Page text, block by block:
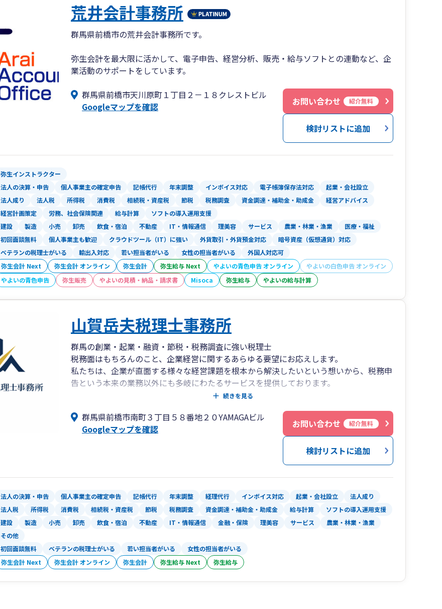
荒井会計事務所
群馬県前橋市の荒井会計事務所です。
弥生会計を最大限に活かして、電子申告、経営分析、販売・給与ソフトとの連動など、企
業活動のサポートをしています。
群馬県前橋市天川原町１丁目２－１８クレストビル
Googleマップを確認
お問い合わせ 紹介無料
検討リストに追加
弥生インストラクター
法人の決算・申告 個人事業主の確定申告 記帳代行 年末調整 インボイス対応 電子帳簿保存法対応
起業・会社設立
法人成り
法人税 所得税 消費税 相続税・資産税 節税 税務調査 資金調達・補助金・助成金
経営アドバイス
経営計画策定
労務、社会保険関連 給与計算 ソフトの導入運用支援
建設 製造 小売 卸売 飲食・宿泊 不動産 IT・情報通信 理美容 サービス 農業・林業・漁業 医療・福祉
初回面談無料 個人事業主も歓迎 クラウドツール（IT）に強い 外貨取引・外貨預金対応
暗号資産（仮想通貨）対応
ベテランの税理士がいる
輸出入対応 若い担当者がいる 女性の担当者がいる 外国人対応可
弥生会計 Next 弥生会計 オンライン 弥生会計 弥生給与 Next やよいの青色申告 オンライン
やよいの白色申告 オンライン
やよいの青色申告
弥生販売 やよいの見積・納品・請求書 Misoca 弥生給与 やよいの給与計算
山賀岳夫税理士事務所
群馬の創業・起業・融資・節税・税務調査に強い税理士
税務面はもちろんのこと、企業経営に関するあらゆる要望にお応えします。
私たちは、企業が直面する様々な経営課題を根本から解決したいという想いから、税務申
告という本来の業務以外にも多岐にわたるサービスを提供しております。
企業と経営者様の３年後・５年後・１０年後を見据えたトータルサポートが弊社のモット
私たちは、お客さまが本当に求めていることにフォーカスし、利益を減らすのではなく、
増やすことによって貢献してまいります。
ただ税務申告書を作るのではなく、中小企業の明るい未来を創るために活動します。
お客様に寄り添い、企業として、個人としてより良い信頼関係を築けるよう努力してまい
従業員の心身の健康を大切にし、個人・チームワークを高める風土づくりに努めます。
地域に根差した身近な存在となり、中小企業の明るい未来を創るために貢献してまいりま
す。
続きを見る
群馬県前橋市南町３丁目５８番地２０YAMAGAビル
Googleマップを確認
お問い合わせ 紹介無料
検討リストに追加
法人の決算・申告 個人事業主の確定申告 記帳代行 年末調整 経理代行 インボイス対応 起業・会社設立
法人成り
法人税
所得税 消費税 相続税・資産税 節税 税務調査 資金調達・補助金・助成金 給与計算 ソフトの導入運用支援
建設 製造 小売 卸売 飲食・宿泊 不動産 IT・情報通信 金融・保険 理美容 サービス
農業・林業・漁業
その他
初回面談無料 ベテランの税理士がいる 若い担当者がいる 女性の担当者がいる
弥生会計 Next 弥生会計 オンライン 弥生会計 弥生給与 Next 弥生給与